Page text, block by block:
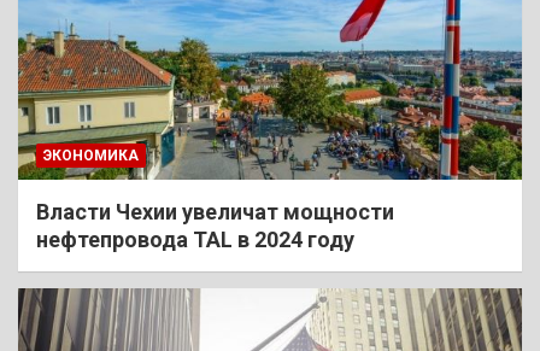
ЭКОНОМИКА
Власти Чехии увеличат мощности
нефтепровода TAL в 2024 году